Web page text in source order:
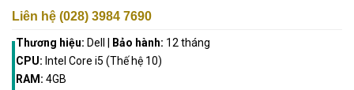
Liên hệ (028) 3984 7690
Thương hiệu: Dell Bảo hành: 12 tháng
CPU: Intel Core i5 (Thế hệ 10)
RAM: 4GB